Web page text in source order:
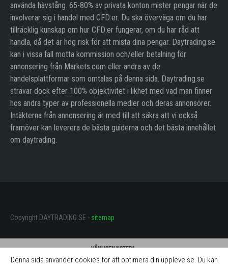
använda hävstång. 65-80% av privata konton mister pengar när de
involverar sig i handel med CFD:er. Du ska överväga om du har
tillräcklig kunskap om hur CFD:er fungerar, om du har råd att
handla, då det är hög risk för att mista dina pengar. Daytrading.se
kan i vissa fall motta kommission och/eller betalning för
annonsering från Markets.com eller andra av de
handelsplattformar som omtalas på denna sida. Daytrading.se
strävar dock efter 100% objektivitet i likhet med vad man finner
hos andra typer av professionella medier och deras annonsörer.
Intäkterna från annonsering är med till att säkra att vi också
framöver kan leverera de bästa guiderna och det bästa innehållet
om daytrading.
Copyright DAYTRADING.SE - sitemap
Denna sida använder cookies för att optimera din upplevelse. Du kan
Vänligen notera:
Daytrading.se får betalning för omnämnande av mäklarna på denna sida.